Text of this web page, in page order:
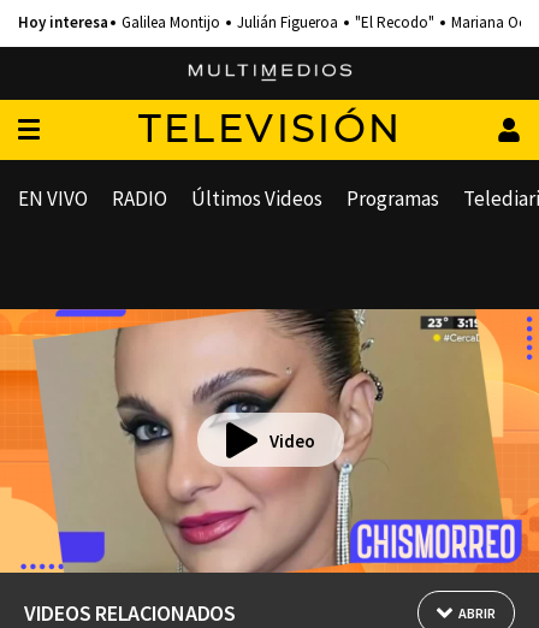
Galilea Montijo Julián Figueroa "El Recodo" Mariana
TELEVISIÓN
EN VIVO RADIO Últimos Videos Programas
Video
VIDEOS RELACIONADOS ABRIR